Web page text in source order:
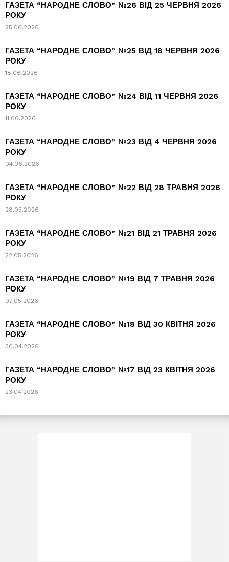
ГАЗЕТА “НАРОДНЕ СЛОВО” №26 ВІД 25 ЧЕРВНЯ 2026
РОКУ
25.06.2026
ГАЗЕТА “НАРОДНЕ СЛОВО” №25 ВІД 18 ЧЕРВНЯ 2026
РОКУ
18.06.2026
ГАЗЕТА “НАРОДНЕ СЛОВО” №24 ВІД 11 ЧЕРВНЯ 2026
РОКУ
11.06.2026
ГАЗЕТА “НАРОДНЕ СЛОВО” №23 ВІД 4 ЧЕРВНЯ 2026
РОКУ
04.06.2026
ГАЗЕТА “НАРОДНЕ СЛОВО” №22 ВІД 28 ТРАВНЯ 2026
РОКУ
28.05.2026
ГАЗЕТА “НАРОДНЕ СЛОВО” №21 ВІД 21 ТРАВНЯ 2026
РОКУ
22.05.2026
ГАЗЕТА “НАРОДНЕ СЛОВО” №19 ВІД 7 ТРАВНЯ 2026
РОКУ
07.05.2026
ГАЗЕТА “НАРОДНЕ СЛОВО” №18 ВІД 30 КВІТНЯ 2026
РОКУ
30.04.2026
ГАЗЕТА “НАРОДНЕ СЛОВО” №17 ВІД 23 КВІТНЯ 2026
РОКУ
23.04.2026